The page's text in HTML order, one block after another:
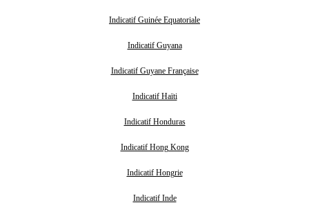
Indicatif Guinée Equatoriale
Indicatif Guyana
Indicatif Guyane Française
Indicatif Haïti
Indicatif Honduras
Indicatif Hong Kong
Indicatif Hongrie
Indicatif Inde